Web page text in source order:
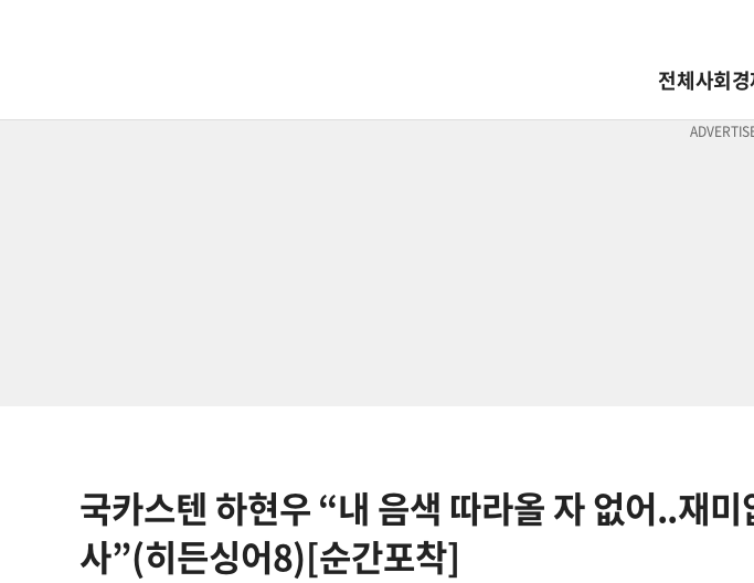
전체사회
국카스텐 하현우 “내 음색 따라올 자 없어..재
사”(히든싱어8)[순간포착]